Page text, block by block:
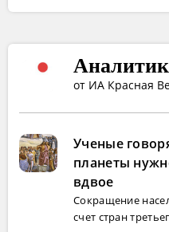
от ИА Красная
Ученые
планеты
вдвое
Сокращение
счет стран